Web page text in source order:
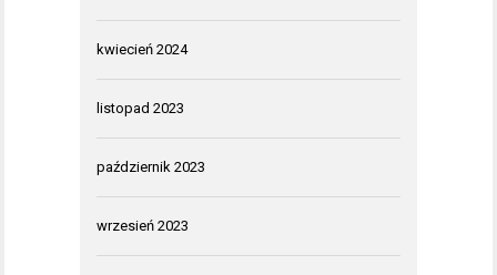
kwiecień 2024
listopad 2023
październik 2023
wrzesień 2023